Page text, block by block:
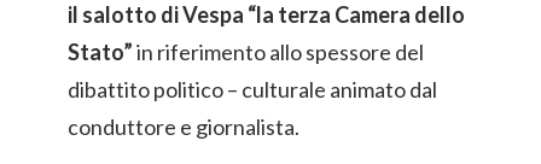
il salotto di Vespa “la terza Camera dello
Stato”in riferimento allo spessore del
dibattito politico – culturale animato dal
conduttore e giornalista.